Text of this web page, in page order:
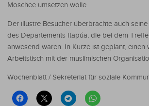
Moschee umsetzen wolle.
Der illustre Besucher überbrachte auch
des Departements Itapúa, die bei dem
anwesend waren. In Kürze ist geplant, einen
Arbeitstisch mit der muslimischen
Wochenblatt / Sekreteriat für soziale